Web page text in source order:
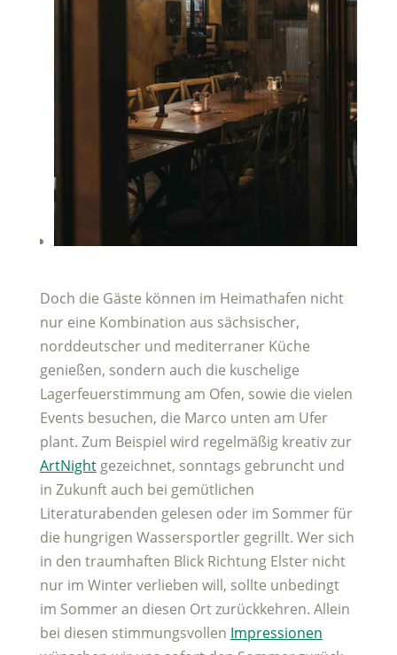
Doch die Gäste können im Heimathafen nicht
nur eine Kombination aus sächsischer,
norddeutscher und mediterraner Küche
genießen, sondern auch die kuschelige
Lagerfeuerstimmung am Ofen, sowie die vielen
Events besuchen, die Marco unten am Ufer
plant. Zum Beispiel wird regelmäßig kreativ zur
ArtNightgezeichnet, sonntags gebruncht und
in Zukunft auch bei gemütlichen
Literaturabenden gelesen oder im Sommer für
die hungrigen Wassersportler gegrillt. Wer sich
in den traumhaften Blick Richtung Elster nicht
nur im Winter verlieben will, sollte unbedingt
im Sommer an diesen Ort zurückkehren. Allein
bei diesen stimmungsvollen Impressionen